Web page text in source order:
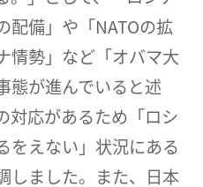
配備」や「NATOの拡
情勢」など「オバマ大
態が進んでいると述
対応があるため「ロシ
をえない」状況にある
しました。また、日本